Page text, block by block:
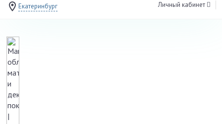
Екатеринбург Личный кабинет